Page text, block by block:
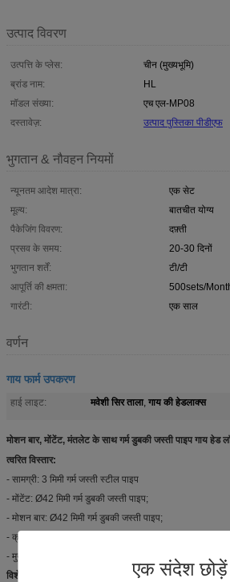
एक संदेश छोड़ें
उत्पाद विवरण
उत्पत्ति के प्लेस:
चीन (मुख्यभूमि)
ब्रांड नाम:
HL
मॉडल संख्या:
एच एल-MP08
दस्तावेज़:
उत्पाद पुस्तिका पीडीएफ
भुगतान & नौवहन नियमों
न्यूनतम आदेश मात्रा:
एक सेट
मूल्य:
बातचीत योग्य
पैकेजिंग विवरण:
दफ़्ती
प्रसव के समय:
20-30 दिनों
भुगतान शर्तें:
टी/टी
आपूर्ति की क्षमता:
500sets/
गारंटी:
एक साल
वर्णन
गाय फार्म उपकरण
हाई लाइट: मवेशी सिर ताला, गाय की हेडलाक्स
मोशन बार, मोंटेंट, मंतलेट के साथ गर्म डुबकी जस्ती पाइप गाय हेड
त्वरित विस्तार:
- सामग्री: 3 मिमी गर्म जस्ती स्टील पाइप
- मोंटेंट: Ø42 मिमी गर्म डुबकी जस्ती पाइप;
- मोशन बार: Ø42 मिमी गर्म डुबकी जस्ती पाइप;
- क्रॉस-बार: 50 * 40 गर्म डुबकी जस्ती वर्ग ट्यूब;
- मुख्य भाग: मोशन बार, मोंटेंट, मन्तलेट, क्लैंप, बोल्ट और एक्सिस
विशेषताएं: